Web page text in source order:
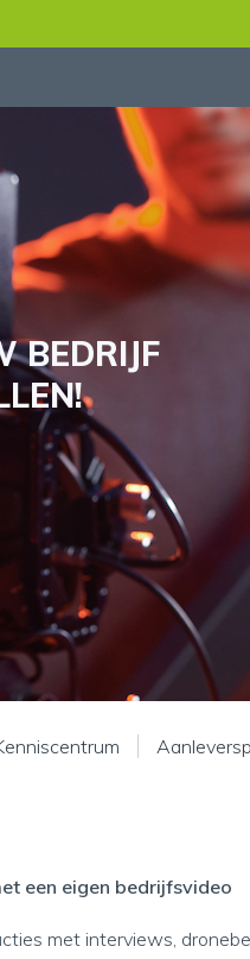
BEDRIJF
een eigen bedrijfsvideo
met interviews,